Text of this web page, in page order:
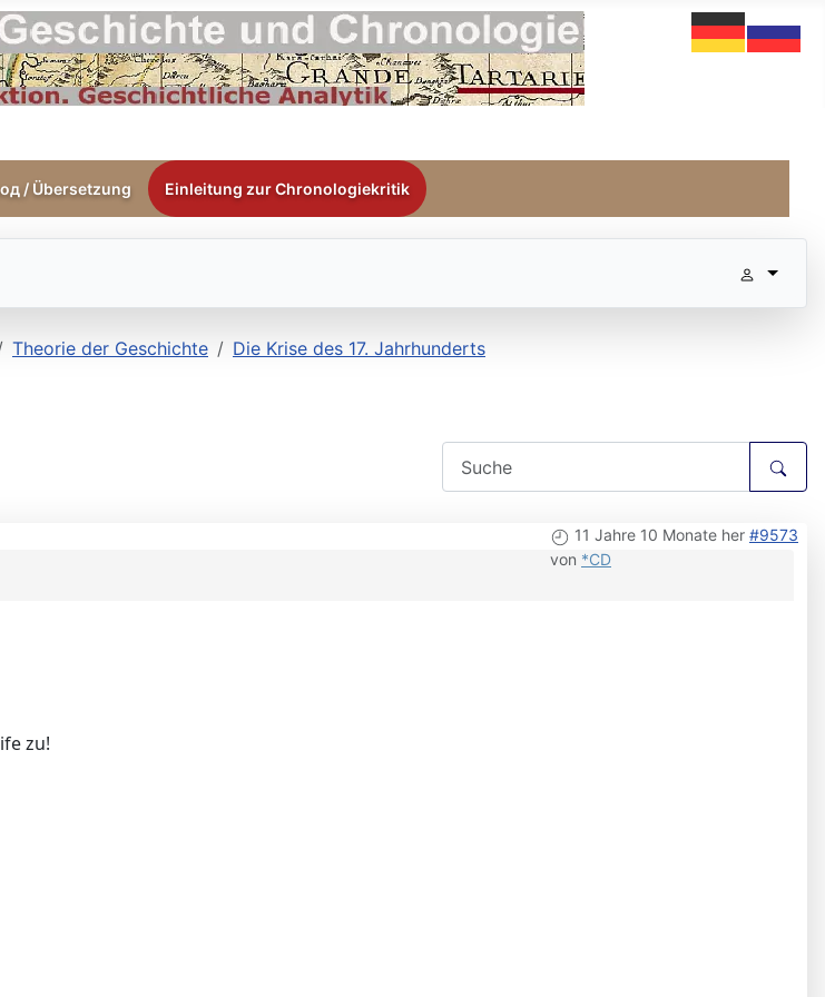
/ Übersetzung Einleitung zur Chronologiekritik
Theorie der Geschichte Die Krise des 17. Jahrhunderts
11 Jahre 10 Monate her #9573
von *CD
zu!